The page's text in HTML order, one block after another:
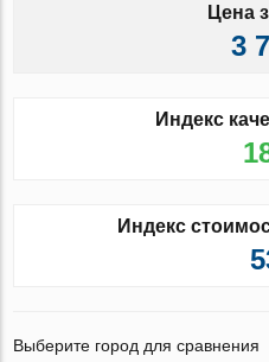
Цена
3
Индекс
Индекс
Выберите город для сравнения